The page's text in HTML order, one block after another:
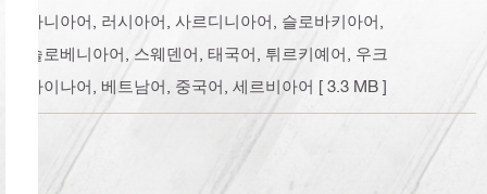
마니아어, 러시아어, 사르디니아어, 슬로바키아어,
슬로베니아어, 스웨덴어, 태국어, 튀르키예어, 우크
라이나어, 베트남어, 중국어, 세르비아어 [ 3.3 MB ]